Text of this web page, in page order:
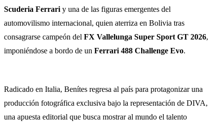
Scuderia Ferrari y una de las figuras emergentes del
automovilismo internacional, quien aterriza en Bolivia tras
consagrarse campeón del FX Vallelunga Super Sport GT 2026,
imponiéndose a bordo de un Ferrari 488 Challenge Evo.
Radicado en Italia, Benítes regresa al país para protagonizar una
producción fotográfica exclusiva bajo la representación de DIVA,
una apuesta editorial que busca mostrar al mundo el talento